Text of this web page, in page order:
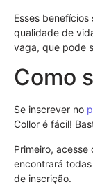
Esses
qualidade de
vaga, que pode
Como
Se inscrever no
Collor é fácil!
Primeiro,
encontrará
de inscrição.